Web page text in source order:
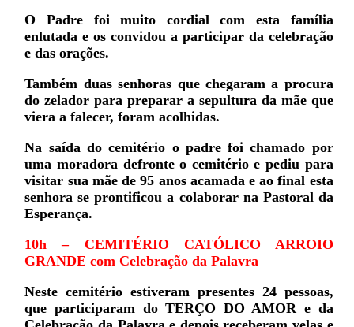
O Padre foi muito cordial com esta família
enlutada e os convidou a participar da celebração
e das orações.
Também duas senhoras que chegaram a procura
do zelador para preparar a sepultura da mãe que
viera a falecer, foram acolhidas.
Na saída do cemitério o padre foi chamado por
uma moradora defronte o cemitério e pediu para
visitar sua mãe de 95 anos acamada e ao final esta
senhora se prontificou a colaborar na Pastoral da
Esperança.
10h – CEMITÉRIO CATÓLICO ARROIO
GRANDE com Celebração da Palavra
Neste cemitério estiveram presentes 24 pessoas,
que participaram do TERÇO DO AMOR e da